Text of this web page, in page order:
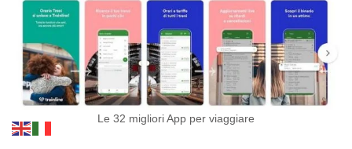
Le 32 migliori App per viaggiare